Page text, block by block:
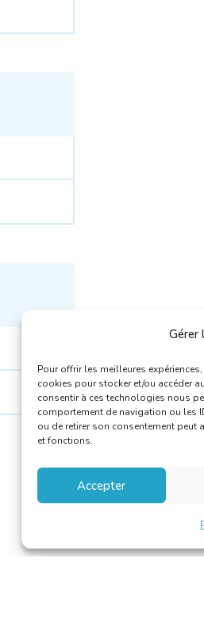
Gérer
Pour offrir les meilleures
cookies pour stocker et/ou accéder
consentir à ces technologies nous
comportement de navigation ou les
ou de retirer son consentement peut
et fonctions.
Accepter